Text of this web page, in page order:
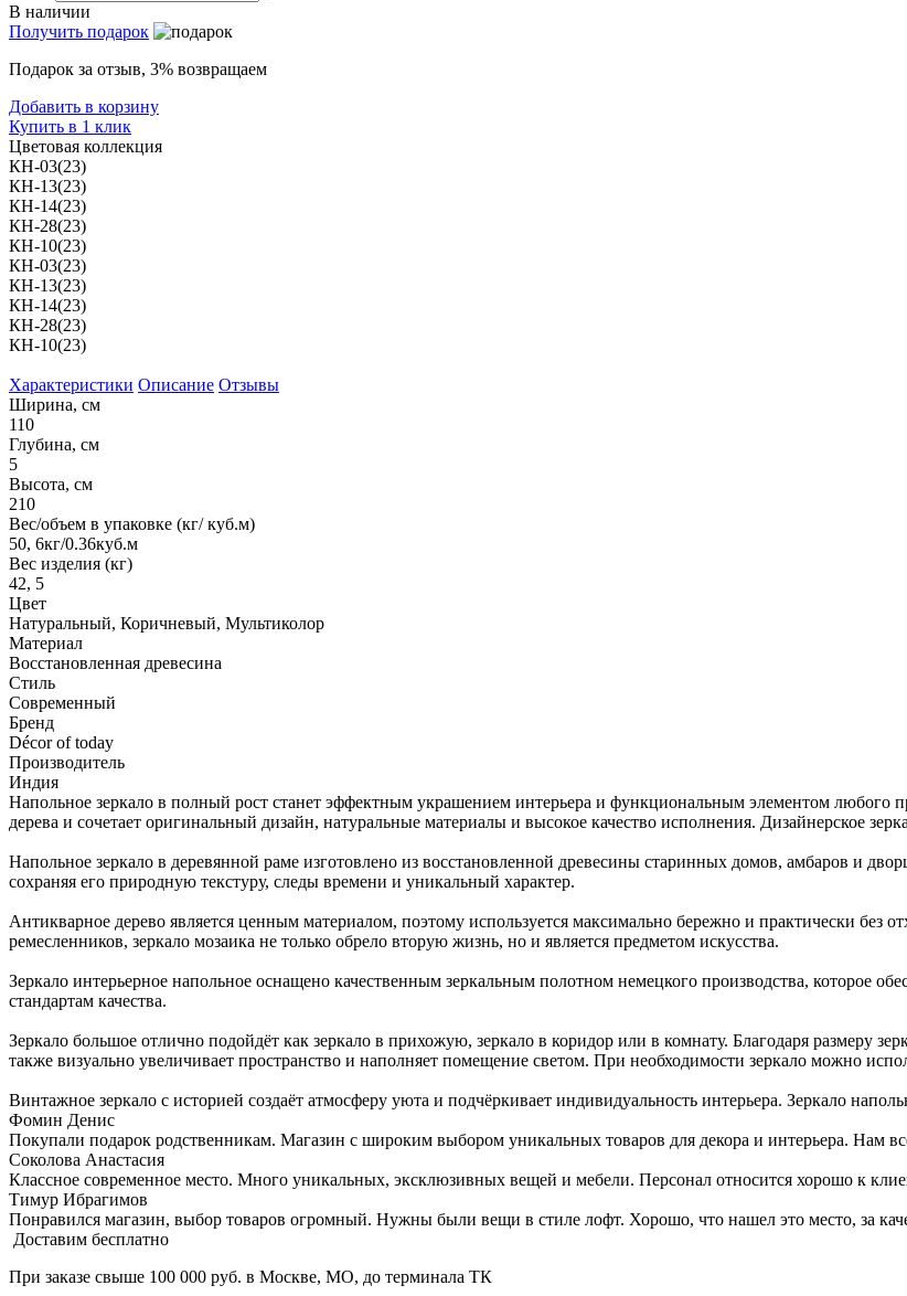
В наличии
Получить подарок
Подарок за отзыв, 3% возвращаем
Добавить в корзину
Купить в 1 клик
Цветовая коллекция
КН-03(23)
КН-13(23)
КН-14(23)
КН-28(23)
КН-10(23)
КН-03(23)
КН-13(23)
КН-14(23)
КН-28(23)
КН-10(23)
Характеристики Описание Отзывы
Ширина, см
110
Глубина, см
5
Высота, см
210
Вес/объем в упаковке (кг/ куб.м)
50, 6кг/0.36куб.м
Вес изделия (кг)
42, 5
Цвет
Натуральный, Коричневый, Мультиколор
Материал
Восстановленная древесина
Стиль
Современный
Бренд
Décor of today
Производитель
Индия
Напольное зеркало в полный рост станет эффектным украшением интерьера и функциональным элементом любого
дерева и сочетает оригинальный дизайн, натуральные материалы и высокое качество исполнения. Дизайнерское
Напольное зеркало в деревянной раме изготовлено из восстановленной древесины старинных домов, амбаров и
сохраняя его природную текстуру, следы времени и уникальный характер.
Антикварное дерево является ценным материалом, поэтому используется максимально бережно и практически без
ремесленников, зеркало мозаика не только обрело вторую жизнь, но и является предметом искусства.
Зеркало интерьерное напольное оснащено качественным зеркальным полотном немецкого производства, которое
стандартам качества.
Зеркало большое отлично подойдёт как зеркало в прихожую, зеркало в коридор или в комнату. Благодаря размеру
также визуально увеличивает пространство и наполняет помещение светом. При необходимости зеркало можно
Винтажное зеркало с историей создаёт атмосферу уюта и подчёркивает индивидуальность интерьера. Зеркало
Фомин Денис
Покупали подарок родственникам. Магазин с широким выбором уникальных товаров для декора и интерьера. Нам
Соколова Анастасия
Классное современное место. Много уникальных, эксклюзивных вещей и мебели. Персонал относится хорошо к
Тимур Ибрагимов
Понравился магазин, выбор товаров огромный. Нужны были вещи в стиле лофт. Хорошо, что нашел это место, за
Доставим бесплатно
При заказе свыше 100 000 руб. в Москве, МО, до терминала ТК